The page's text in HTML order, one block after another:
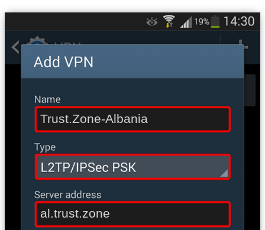
Trust.Zone-Albania
al.trust.zone